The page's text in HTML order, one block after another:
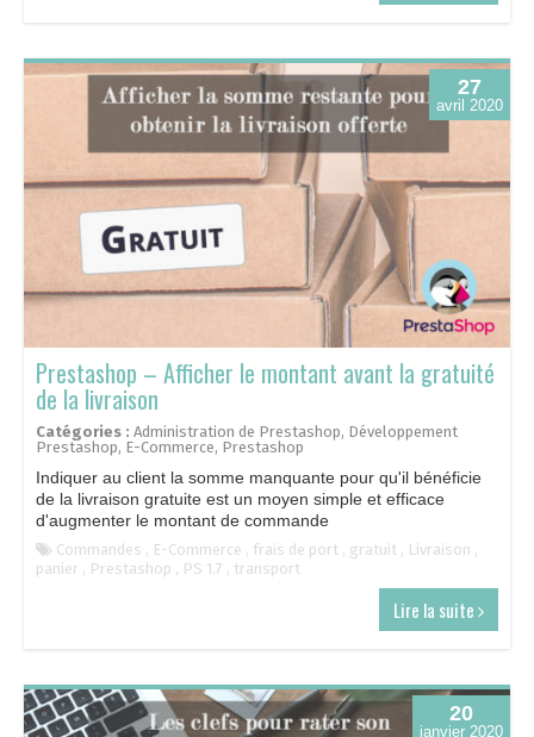
27
avril 2020
Prestashop – Afficher le montant avant la gratuité
de la livraison
Catégories : Administration de Prestashop, Développement
Prestashop, E-Commerce, Prestashop
Indiquer au client la somme manquante pour qu'il bénéficie
de la livraison gratuite est un moyen simple et efficace
d'augmenter le montant de commande
Commandes , E-Commerce , frais de port , gratuit , Livraison ,
panier , Prestashop , PS 1.7 , transport
Lire la suite
20
janvier 2020